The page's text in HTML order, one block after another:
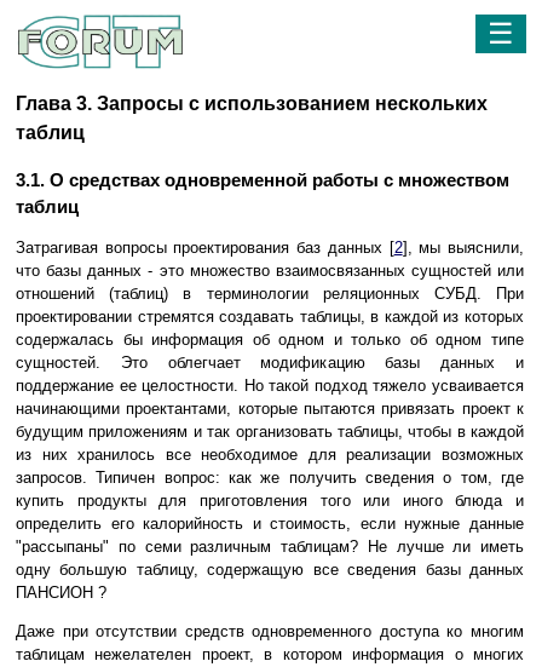
☰
Глава 3. Запросы с использованием нескольких
таблиц
3.1. О средствах одновременной работы с множеством
таблиц
Затрагивая вопросы проектирования баз данных [2], мы выяснили,
что базы данных - это множество взаимосвязанных сущностей или
отношений (таблиц) в терминологии реляционных СУБД. При
проектировании стремятся создавать таблицы, в каждой из которых
содержалась бы информация об одном и только об одном типе
сущностей. Это облегчает модификацию базы данных и
поддержание ее целостности. Но такой подход тяжело усваивается
начинающими проектантами, которые пытаются привязать проект к
будущим приложениям и так организовать таблицы, чтобы в каждой
из них хранилось все необходимое для реализации возможных
запросов. Типичен вопрос: как же получить сведения о том, где
купить продукты для приготовления того или иного блюда и
определить его калорийность и стоимость, если нужные данные
"рассыпаны" по семи различным таблицам? Не лучше ли иметь
одну большую таблицу, содержащую все сведения базы данных
ПАНСИОН ?
Даже при отсутствии средств одновременного доступа ко многим
таблицам нежелателен проект, в котором информация о многих